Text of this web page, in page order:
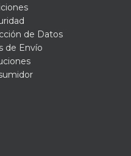
de Datos
de Envío